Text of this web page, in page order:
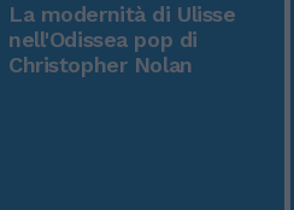
La modernità di Ulisse
nell'Odissea pop di
Christopher Nolan